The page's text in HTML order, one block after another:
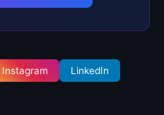
Instagram
LinkedIn